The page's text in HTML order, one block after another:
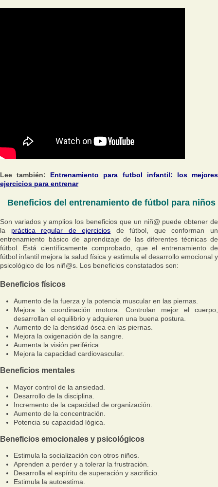
Lee también: Entrenamiento para futbol infantil: los mejores
ejercicios para entrenar
Beneficios del entrenamiento de fútbol para niños
Son variados y amplios los beneficios que un niñ@ puede obtener de
la práctica regular de ejercicios de fútbol, que conforman un
entrenamiento básico de aprendizaje de las diferentes técnicas de
fútbol. Está científicamente comprobado, que el entrenamiento de
fútbol infantil mejora la salud física y estimula el desarrollo emocional y
psicológico de los niñ@s. Los beneficios constatados son:
Beneficios físicos
Aumento de la fuerza y la potencia muscular en las piernas.
Mejora la coordinación motora. Controlan mejor el cuerpo,
desarrollan el equilibrio y adquieren una buena postura.
Aumento de la densidad ósea en las piernas.
Mejora la oxigenación de la sangre.
Aumenta la visión periférica.
Mejora la capacidad cardiovascular.
Beneficios mentales
Mayor control de la ansiedad.
Desarrollo de la disciplina.
Incremento de la capacidad de organización.
Aumento de la concentración.
Potencia su capacidad lógica.
Beneficios emocionales y psicológicos
Estimula la socialización con otros niños.
Aprenden a perder y a tolerar la frustración.
Desarrolla el espíritu de superación y sacrificio.
Estimula la autoestima.